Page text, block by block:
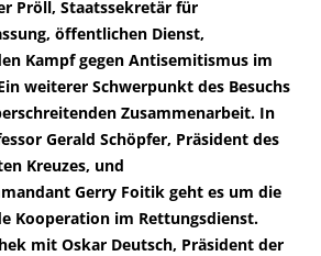
Pröll, Staatssekretär für
öffentlichen Dienst,
Kampf gegen Antisemitismus im
weiterer Schwerpunkt des Besuchs
Zusammenarbeit. In
Gerald Schöpfer, Präsident des
Kreuzes, und
Gerry Foitik geht es um die
Kooperation im Rettungsdienst.
mit Oskar Deutsch, Präsident der